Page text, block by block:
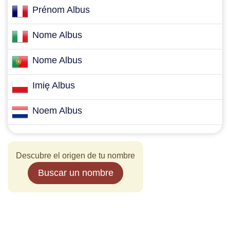
Prénom Albus
Nome Albus
Nome Albus
Imię Albus
Noem Albus
Descubre el origen de tu nombre
Buscar un nombre